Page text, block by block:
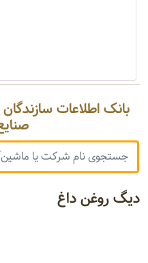
بانک اطلاعات
دیگ روغن داغ